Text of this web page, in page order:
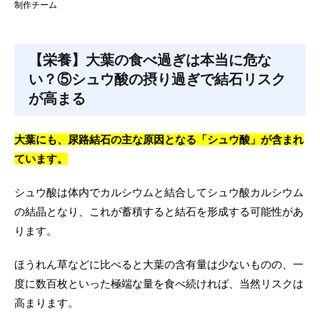
制作チーム
【栄養】大葉の食べ過ぎは本当に危な
い？⑤シュウ酸の摂り過ぎで結石リスク
が高まる
大葉にも、尿路結石の主な原因となる「シュウ酸」が含まれ
ています。
シュウ酸は体内でカルシウムと結合してシュウ酸カルシウム
の結晶となり、これが蓄積すると結石を形成する可能性があ
ります。
ほうれん草などに比べると大葉の含有量は少ないものの、一
度に数百枚といった極端な量を食べ続ければ、当然リスクは
高まります。